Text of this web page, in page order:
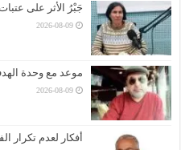
جَبْرُ الأثر على
2026-08-09
موعد مع وحدة
2026-08-09
أفكار لعدم